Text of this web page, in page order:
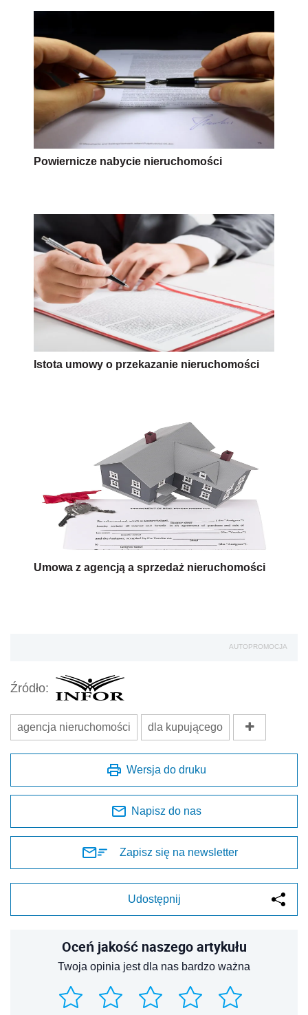
Powiernicze nabycie nieruchomości
Istota umowy o przekazanie nieruchomości
Umowa z agencją a sprzedaż nieruchomości
AUTOPROMOCJA
Źródło:
agencja nieruchomości dla kupującego
Wersja do druku
Napisz do nas
Zapisz się na newsletter
Udostępnij
Oceń jakość naszego artykułu
Twoja opinia jest dla nas bardzo ważna